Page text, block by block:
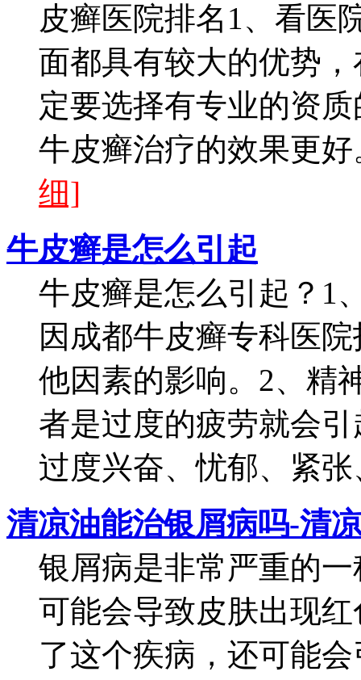
皮癣医院排名1、看医
面都具有较大的优势
定要选择有专业的资
牛皮癣治疗的效果更
细]
牛皮癣是怎么引起
牛皮癣是怎么引起？1
因成都牛皮癣专科医
他因素的影响。2、精
者是过度的疲劳就会
过度兴奋、忧郁、紧
清凉油能治银屑病吗-清
银屑病是非常严重的
可能会导致皮肤出现
了这个疾病，还可能